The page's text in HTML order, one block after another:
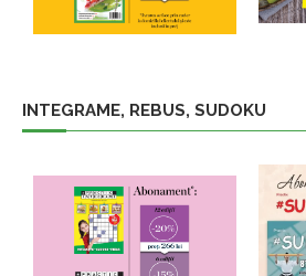
INTEGRAME, REBUS, SUDOKU